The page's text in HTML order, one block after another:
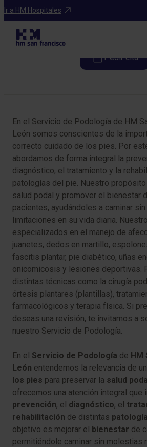
Ir a HM Hospitales
Especialidades
Podología
Pedir cita
En el Servicio de Podología de HM
León somos conscientes de la
correcto cuidado de los pies. Por
abordamos de forma integral la
diagnóstico, el tratamiento y la
patologías del pie. Nuestro
salud podal y promover el bienestar
pacientes, ayudándoles a caminar
limitaciones en su vida diaria.
especializados en el manejo de
juanetes, dedos en martillo,
fascitis plantar, pie diabético, uñas
onicomicosis y lesiones deportivas.
distintas técnicas como la cirugía
órtesis plantares (plantillas),
farmacológicos y terapia física. Si
deseas una revisión, te invitamos a
nuestro Servicio de Podología.
En el Servicio de Podología de HM
León entendemos la relevancia de
los pies para preservar la salud
ofrecemos una atención integral que
prevención, el diagnóstico, el
rehabilitación de distintas
objetivo es mejorar el bienestar de
permitiéndole caminar sin molestias